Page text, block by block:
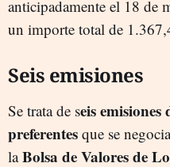
anticipadamente el 18 de
un importe total de
Seis emisiones
Se trata de seis
preferentes que se
laBolsa de Valores de